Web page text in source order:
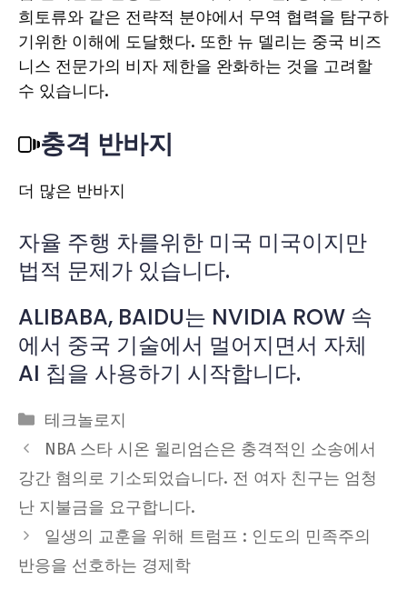
희토류와 같은 전략적 분야에서 무역 협력을 탐구하
기위한 이해에 도달했다. 또한 뉴 델리는 중국 비즈
니스 전문가의 비자 제한을 완화하는 것을 고려할
수 있습니다.
충격 반바지
더 많은 반바지
자율 주행 차를위한 미국 미국이지만
법적 문제가 있습니다.
ALIBABA, BAIDU는 NVIDIA ROW 속
에서 중국 기술에서 멀어지면서 자체
AI 칩을 사용하기 시작합니다.
Categories
테크놀로지
NBA 스타 시온 윌리엄슨은 충격적인 소송에서
강간 혐의로 기소되었습니다. 전 여자 친구는 엄청
난 지불금을 요구합니다.
일생의 교훈을 위해 트럼프 : 인도의 민족주의
반응을 선호하는 경제학